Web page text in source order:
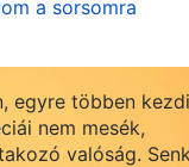
fel. A hamis
a
a feladatok
a sorsomra
egyre többen
nem mesék,
valóság.